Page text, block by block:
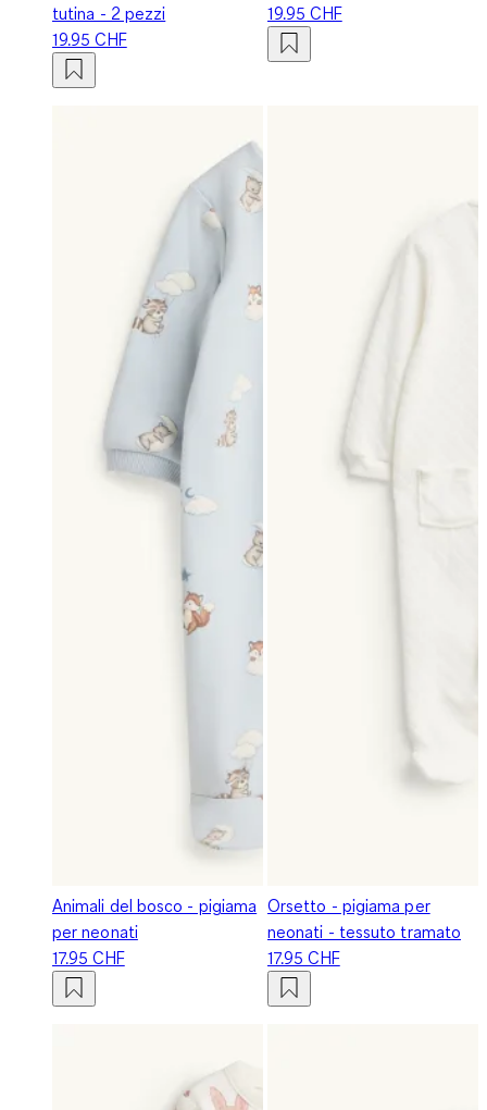
tutina - 2 pezzi
19.95 CHF
19.95 CHF
Animali del bosco - pigiama
per neonati
17.95 CHF
Orsetto - pigiama per
neonati - tessuto tramato
17.95 CHF